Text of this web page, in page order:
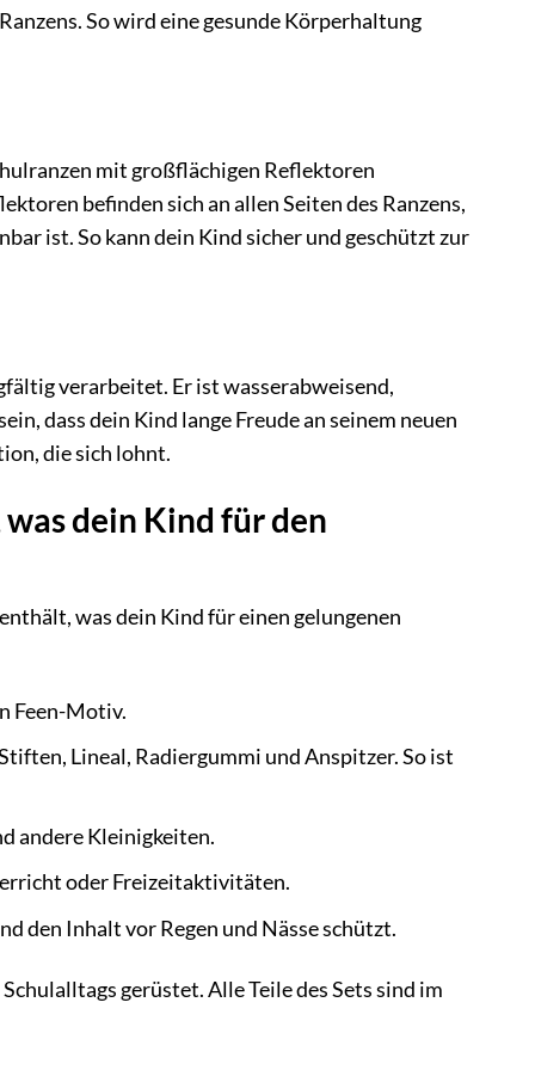
So wird eine gesunde Körperhaltung
mit großflächigen Reflektoren
befinden sich an allen Seiten des Ranzens,
ist. So kann dein Kind sicher und geschützt zur
verarbeitet. Er ist wasserabweisend,
dass dein Kind lange Freude an seinem neuen
die sich lohnt.
dein Kind für den
was dein Kind für einen gelungenen
Feen-Motiv.
Lineal, Radiergummi und Anspitzer. So ist
andere Kleinigkeiten.
oder Freizeitaktivitäten.
den Inhalt vor Regen und Nässe schützt.
gerüstet. Alle Teile des Sets sind im